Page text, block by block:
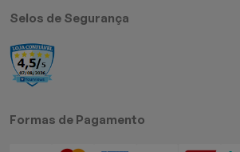
Selos de Segurança
Formas de Pagamento